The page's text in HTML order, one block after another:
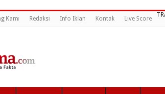
Kami Redaksi Info Iklan Kontak Live Score